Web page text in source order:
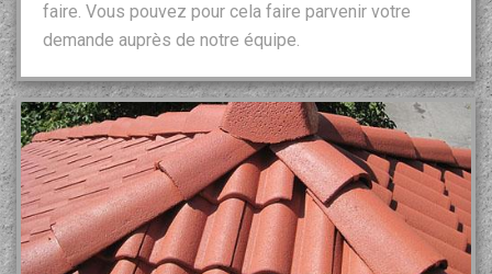
faire. Vous pouvez pour cela faire parvenir votre
demande auprès de notre équipe.